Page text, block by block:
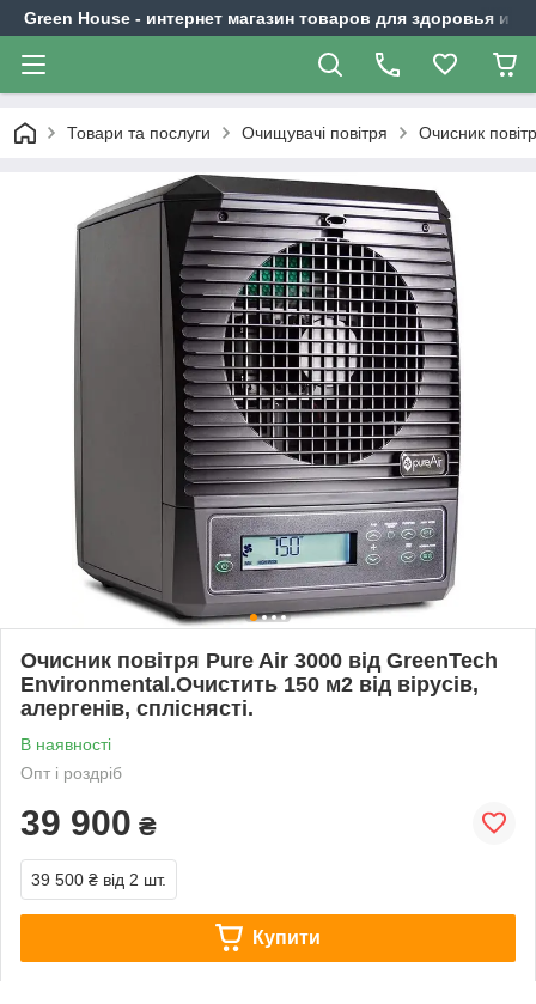
Green House - интернет магазин товаров для здоровья и
Товари та послуги Очищувачі повітря Очисник
Очисник повітря Pure Air 3000 від GreenTech
Environmental.Очистить 150 м2 від вірусів,
алергенів, спліснясті.
В наявності
Опт і роздріб
39 900 ₴
39 500 ₴ від 2 шт.
Купити